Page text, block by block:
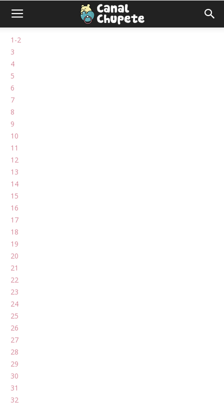
1-2
3
4
5
6
7
8
9
10
11
12
13
14
15
16
17
18
19
20
21
22
23
24
25
26
27
28
29
30
31
32